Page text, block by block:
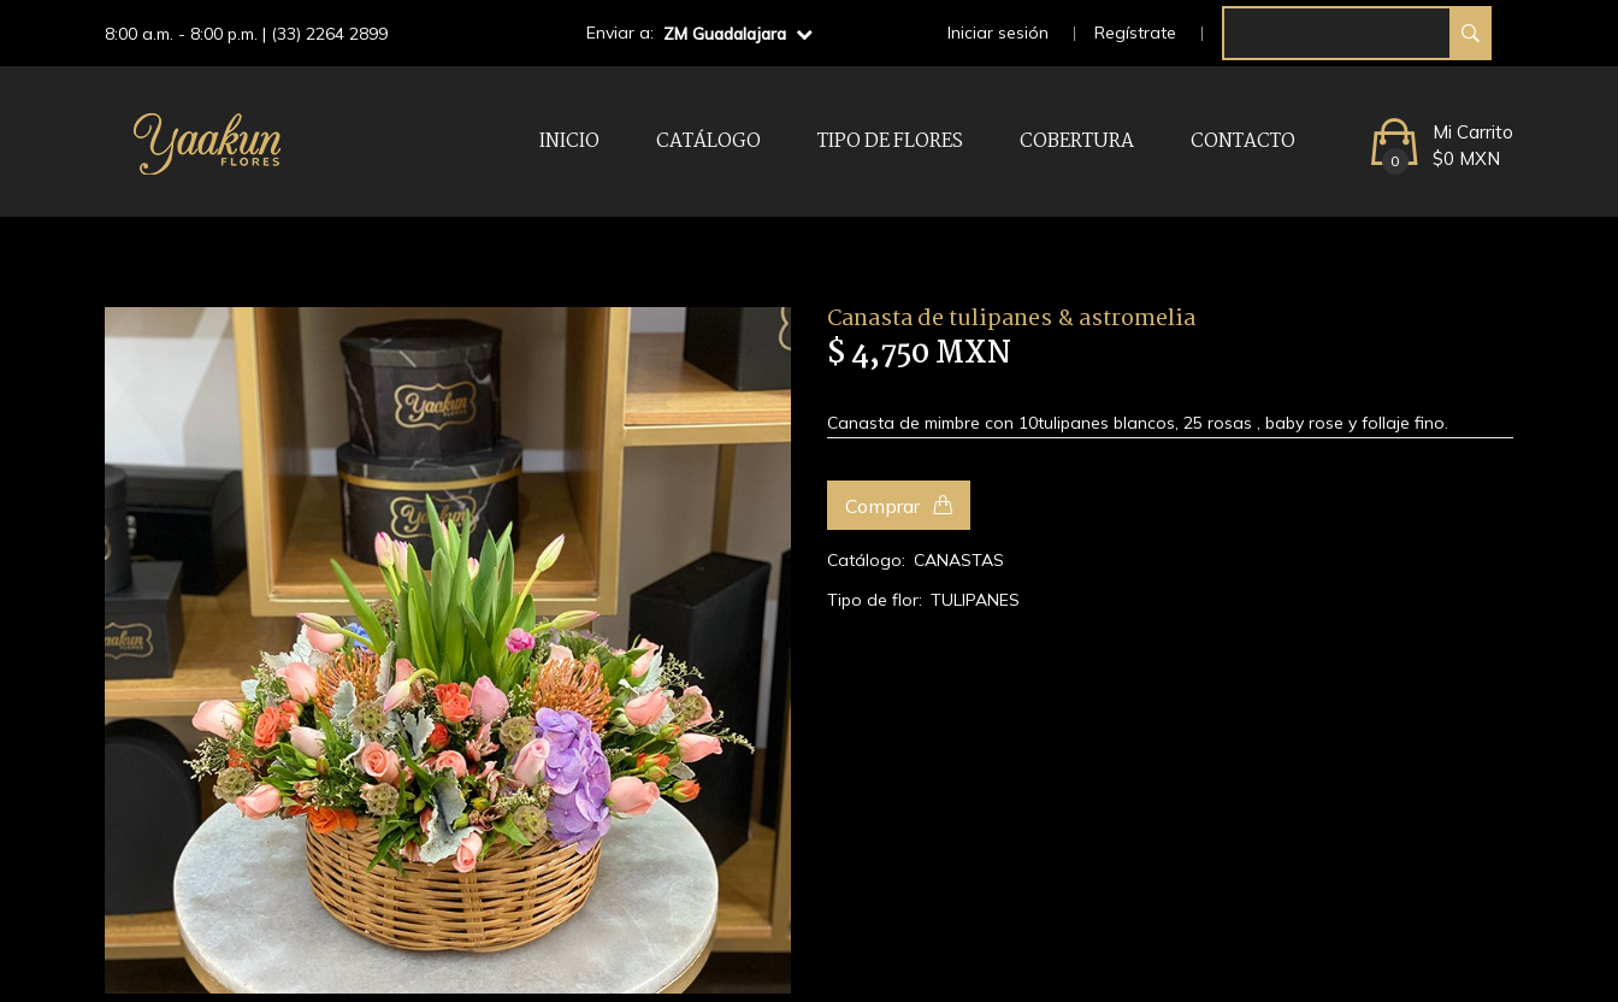
8:00 a.m. - 8:00 p.m. | (33) 2264 2899 Enviar a: ZM Guadalajara Iniciar sesión Regístrate
INICIO CATÁLOGO TIPO DE FLORES COBERTURA CONTACTO
0
Mi Carrito
$0 MXN
Canasta de tulipanes & astromelia
$ 4,750 MXN
Canasta de mimbre con 10tulipanes blancos, 25 rosas , baby rose y follaje fino.
Comprar
Catálogo: CANASTAS
Tipo de flor: TULIPANES